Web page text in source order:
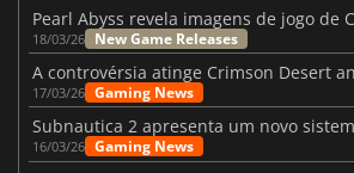
18/03/26 New Game Releases
17/03/26 Gaming News
16/03/26 Gaming News